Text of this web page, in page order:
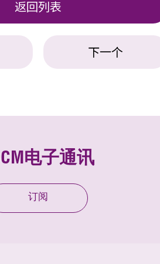
返回列表
下一个
电子通讯
订阅